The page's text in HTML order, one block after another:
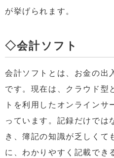
が挙げられます。
◇会計ソフト
会計ソフトとは、お金の出
です。現在は、クラウド型
トを利用したオンラインサ
っています。記録だけでは
き、簿記の知識が乏しくて
に、わかりやすく記載でき